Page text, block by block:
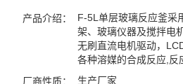
产品介绍：
F-5L单层玻璃反应釜采
架、玻璃仪器及搅拌电
无刷直流电机驱动，
各种溶媒的合成反应,反
厂商性质： 生产厂家